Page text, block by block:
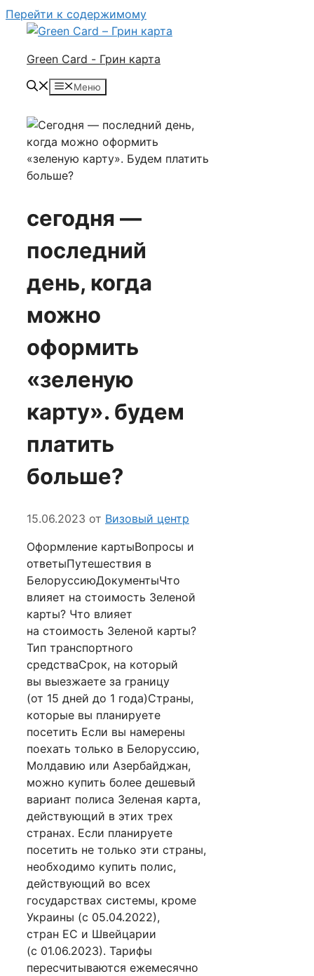
Перейти к содержимому
Green Card - Грин карта
Меню
сегодня —
последний
день, когда
можно
оформить
«зеленую
карту». будем
платить
больше?
15.06.2023 от Визовый центр
Оформление картыВопросы и
ответыПутешествия в
БелоруссиюДокументыЧто
влияет на стоимость Зеленой
карты? Что влияет
на стоимость Зеленой карты?
Тип транспортного
средстваСрок, на который
вы выезжаете за границу
(от 15 дней до 1 года)Страны,
которые вы планируете
посетить Если вы намерены
поехать только в Белоруссию,
Молдавию или Азербайджан,
можно купить более дешевый
вариант полиса Зеленая карта,
действующий в этих трех
странах. Если планируете
посетить не только эти страны,
необходимо купить полис,
действующий во всех
государствах системы, кроме
Украины (с 05.04.2022),
стран ЕС и Швейцарии
(с 01.06.2023). Тарифы
пересчитываются ежемесячно